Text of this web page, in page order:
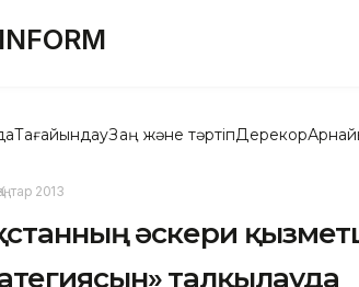
ТағайындауЗаң және тәртіпДерекқор
2013
әскери
талқылауда